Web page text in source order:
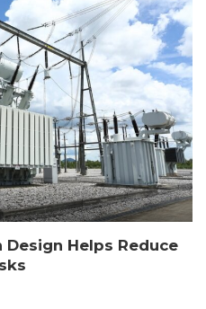
Helps Reduce